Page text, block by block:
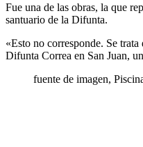
Fue una de las obras, la que
santuario de la Difunta.
«Esto no corresponde. Se
Difunta Correa en San Juan,
fuente de imagen,